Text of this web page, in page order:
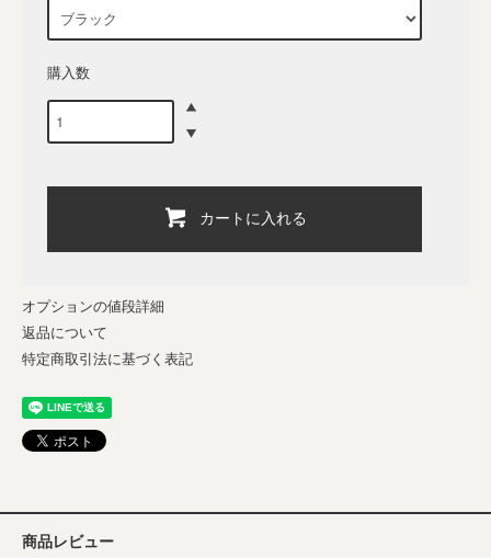
購入数
カートに入れる
オプションの値段詳細
返品について
特定商取引法に基づく表記
商品レビュー